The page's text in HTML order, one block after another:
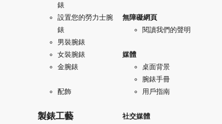
錶
設置您的勞力士腕
錶
男裝腕錶
女裝腕錶
金腕錶
配飾
製錶工藝
無障礙網頁
閱讀我們的聲明
媒體
桌面背景
腕錶手冊
用戶指南
社交媒體